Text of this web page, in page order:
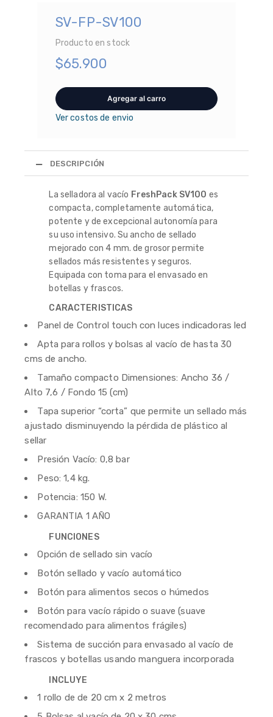
SV-FP-SV100
Producto en stock
$65.900
Ver costos de envio
DESCRIPCIÓN
La selladora al vacío FreshPack SV100 es
compacta, completamente automática,
potente y de excepcional autonomía para
su uso intensivo. Su ancho de sellado
mejorado con 4 mm. de grosor permite
sellados más resistentes y seguros.
Equipada con toma para el envasado en
botellas y frascos.
CARACTERISTICAS
Panel de Control touch con luces indicadoras led
Apta para rollos y bolsas al vacío de hasta 30
cms de ancho.
Tamaño compacto Dimensiones: Ancho 36 /
Alto 7,6 / Fondo 15 (cm)
Tapa superior “corta” que permite un sellado más
ajustado disminuyendo la pérdida de plástico al
sellar
Presión Vacío: 0,8 bar
Peso: 1,4 kg.
Potencia: 150 W.
GARANTIA 1 AÑO
FUNCIONES
Opción de sellado sin vacío
Botón sellado y vacío automático
Botón para alimentos secos o húmedos
Botón para vacío rápido o suave (suave
recomendado para alimentos frágiles)
Sistema de succión para envasado al vacío de
frascos y botellas usando manguera incorporada
INCLUYE
1 rollo de de 20 cm x 2 metros